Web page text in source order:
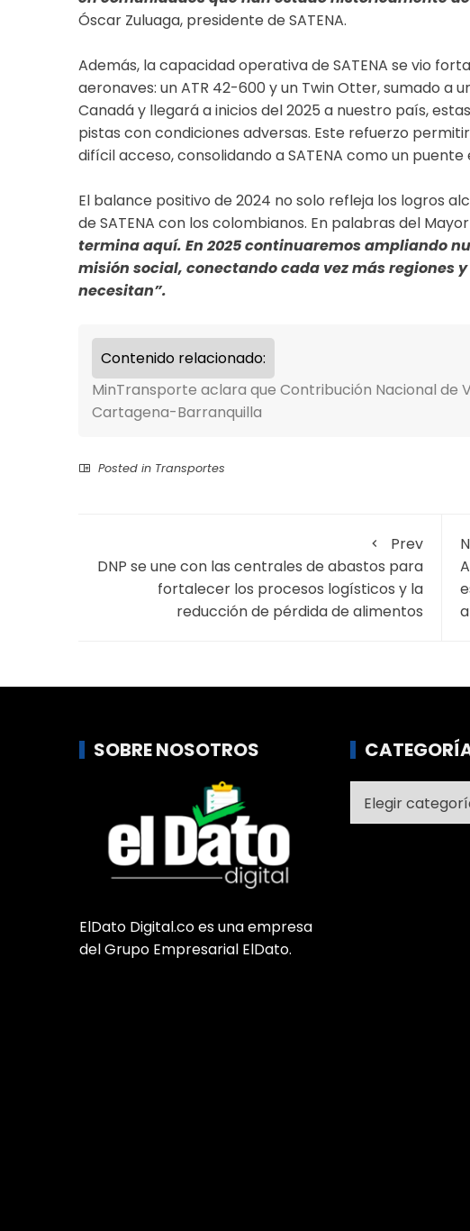
Óscar Zuluaga, presidente de SATENA.
Además, la capacidad operativa de SATENA se vio
aeronaves: un ATR 42-600 y un Twin Otter, sumado a
Canadá y llegará a inicios del 2025 a nuestro país,
pistas con condiciones adversas. Este refuerzo
difícil acceso, consolidando a SATENA como un
El balance positivo de 2024 no solo refleja los logros
de SATENA con los colombianos. En palabras del
termina aquí. En 2025 continuaremos ampliando
misión social, conectando cada vez más regiones
necesitan”.
Contenido relacionado:
MinTransporte aclara que Contribución Nacional de
Cartagena-Barranquilla
Posted in Transportes
Prev
DNP se une con las centrales de abastos para
fortalecer los procesos logísticos y la
reducción de pérdida de alimentos
SOBRE NOSOTROS
ElDato Digital.co es una empresa
del Grupo Empresarial ElDato.